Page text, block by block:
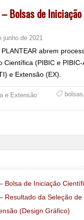
Bolsas de
junho de 2021
abrem
Científica (PIBIC e
e Extensão (EX).
e Extensão bolsas,
Bolsa de Iniciação
Resultado da Seleção de
(Design Gráfico)